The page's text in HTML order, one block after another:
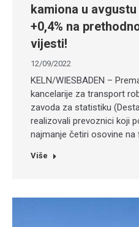
kamiona u
+0,4% na
vijesti!
12/09/2022
KELN/WIESBADEN –
kancelarije za transport
zavoda za statistiku
realizovali prevoznici koji
najmanje četiri osovine na
Više